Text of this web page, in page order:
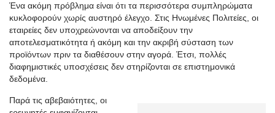
Ένα ακόμη πρόβλημα είναι ότι τα περισσότερα συμπληρώματα
κυκλοφορούν χωρίς αυστηρό έλεγχο. Στις Ηνωμένες Πολιτείες, οι
εταιρείες δεν υποχρεώνονται να αποδείξουν την
αποτελεσματικότητα ή ακόμη και την ακριβή σύσταση των
προϊόντων πριν τα διαθέσουν στην αγορά. Έτσι, πολλές
διαφημιστικές υποσχέσεις δεν στηρίζονται σε επιστημονικά
δεδομένα.
Παρά τις αβεβαιότητες, οι